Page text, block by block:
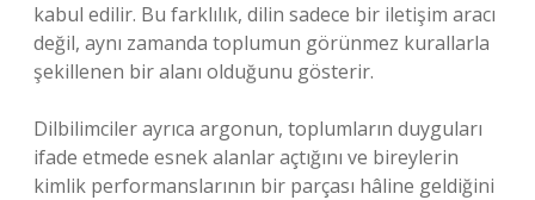
kabul edilir. Bu farklılık, dilin sadece bir iletişim aracı
değil, aynı zamanda toplumun görünmez kurallarla
şekillenen bir alanı olduğunu gösterir.
Dilbilimciler ayrıca argonun, toplumların duyguları
ifade etmede esnek alanlar açtığını ve bireylerin
kimlik performanslarının bir parçası hâline geldiğini